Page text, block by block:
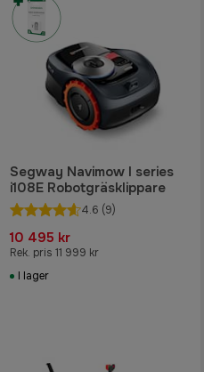
Segway Navimow I series
i108E Robotgräsklippare
4.6 (9)
10 495 kr
Rek. pris 11 999 kr
I lager